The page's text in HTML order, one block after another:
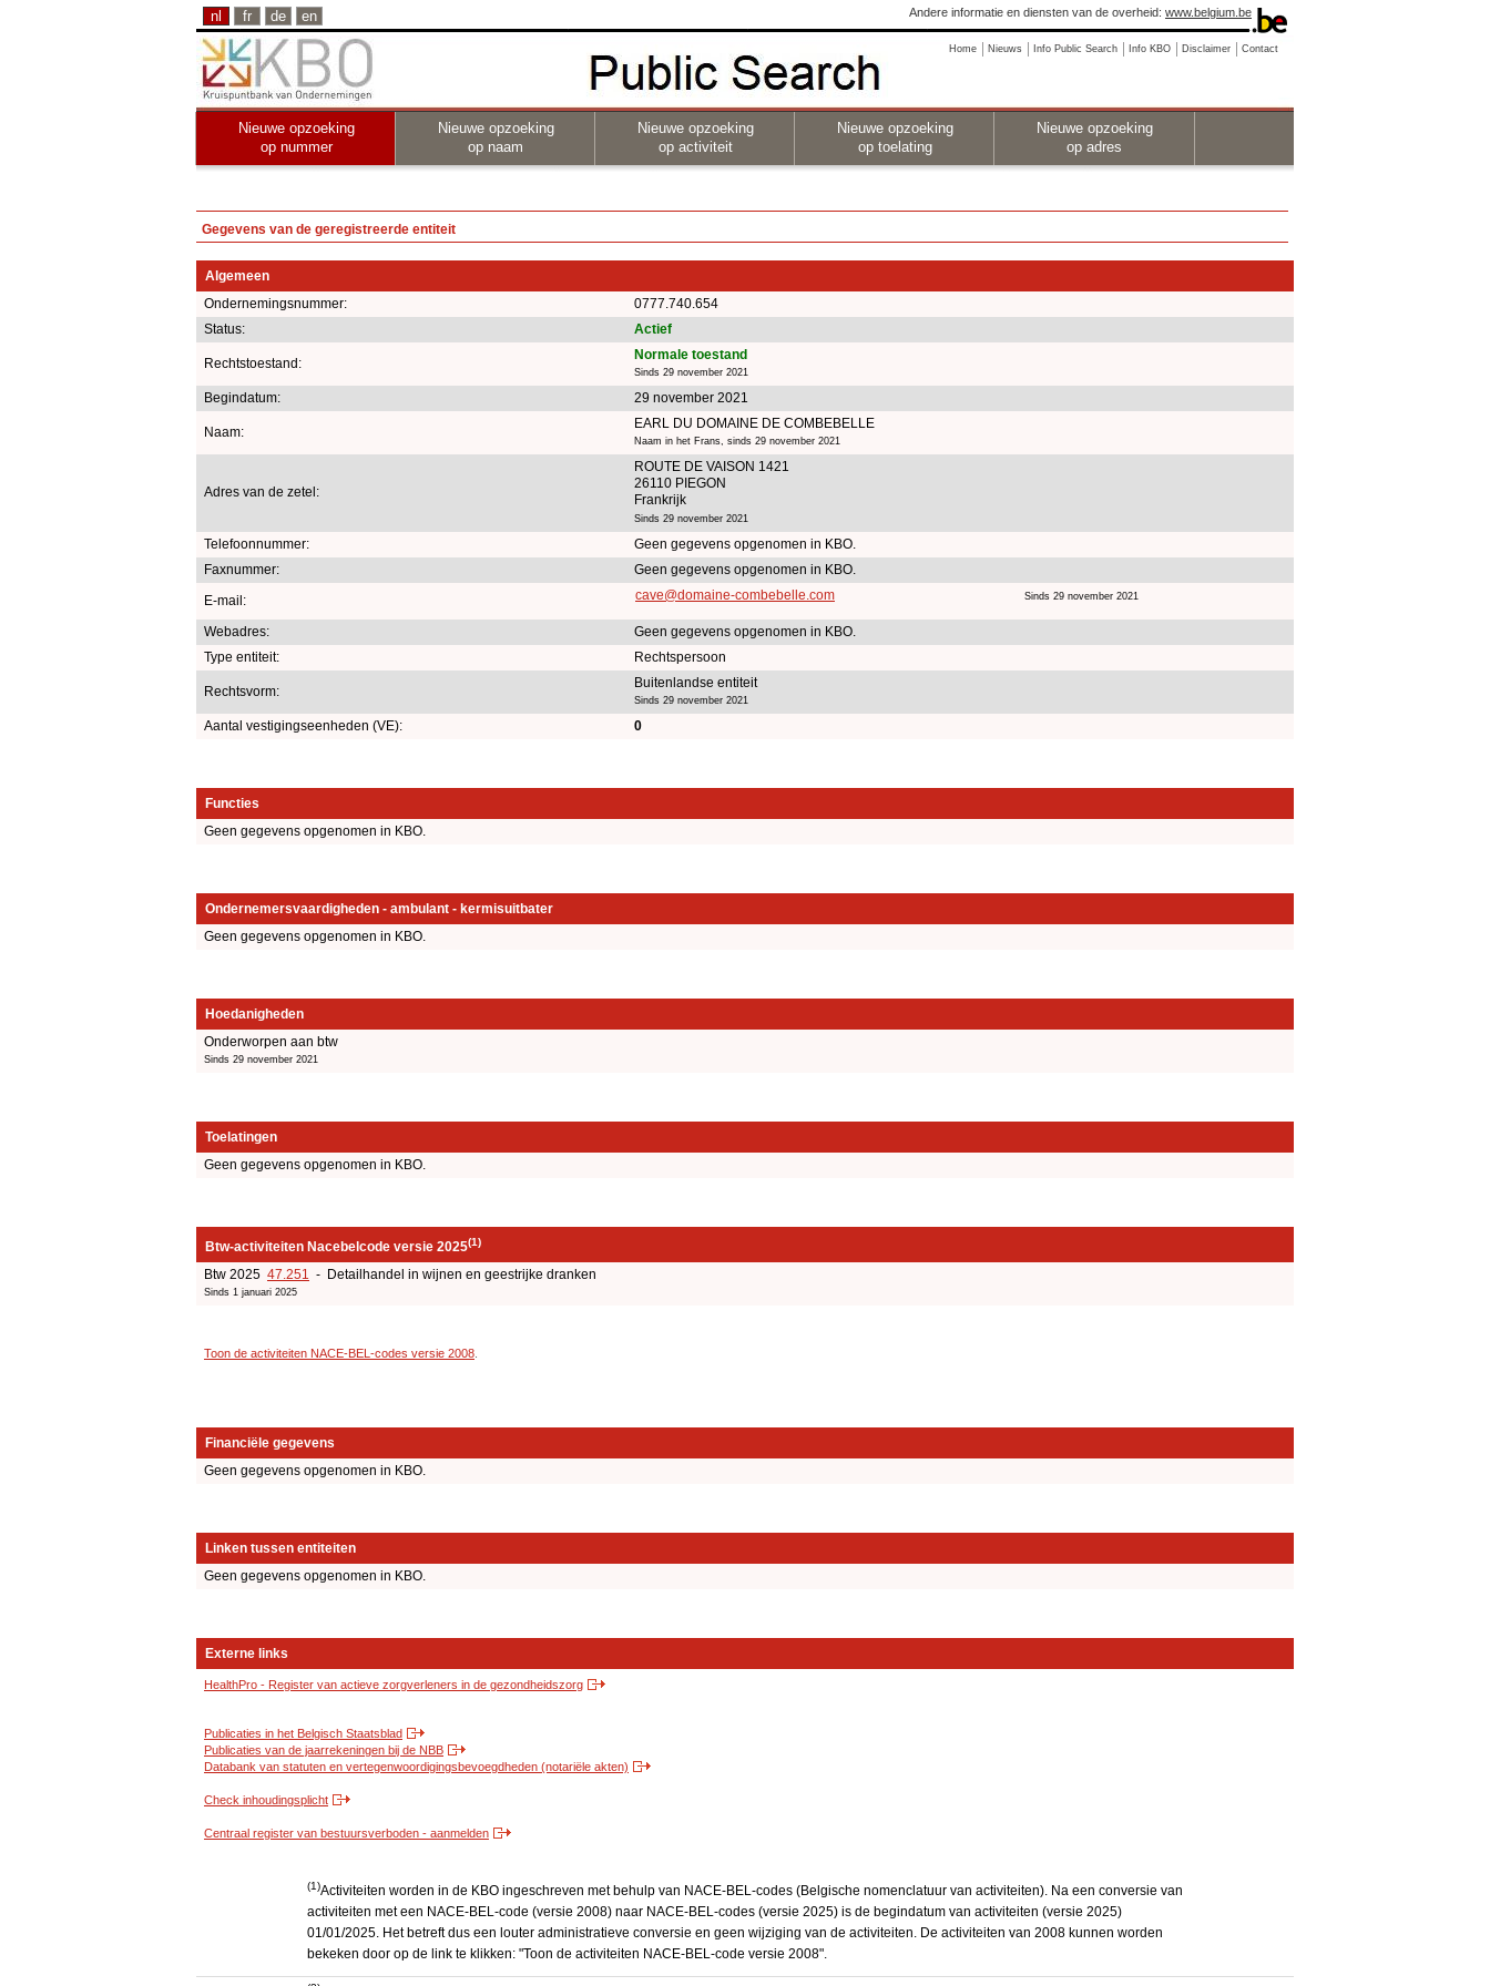
nl fr de en Andere informatie en diensten van de overheid: www.belgium.be
Home Nieuws Info Public Search Info KBO Disclaimer Contact
Nieuwe opzoeking
op nummer
Nieuwe opzoeking
op naam
Nieuwe opzoeking
op activiteit
Nieuwe opzoeking
op toelating
Nieuwe opzoeking
op adres
Gegevens van de geregistreerde entiteit
Algemeen
Ondernemingsnummer:
0777.740.654
Status:
Actief
Rechtstoestand:
Normale toestand
Sinds 29 november 2021
Begindatum: 29 november 2021
Naam:
EARL DU DOMAINE DE COMBEBELLE
Naam in het Frans, sinds 29 november 2021
Adres van de zetel:
ROUTE DE VAISON 1421
26110 PIEGON
Frankrijk
Sinds 29 november 2021
Telefoonnummer:
Geen gegevens opgenomen in KBO.
Faxnummer:
Geen gegevens opgenomen in KBO.
E-mail:
cave@domaine-combebelle.com Sinds 29 november 2021
Webadres:
Geen gegevens opgenomen in KBO.
Type entiteit:
Rechtspersoon
Rechtsvorm:
Buitenlandse entiteit
Sinds 29 november 2021
Aantal vestigingseenheden (VE): 0
Functies
Geen gegevens opgenomen in KBO.
Ondernemersvaardigheden - ambulant - kermisuitbater
Geen gegevens opgenomen in KBO.
Hoedanigheden
Onderworpen aan btw
Sinds 29 november 2021
Toelatingen
Geen gegevens opgenomen in KBO.
Btw-activiteiten Nacebelcode versie 2025(1)
Btw 2025 47.251 - Detailhandel in wijnen en geestrijke dranken
Sinds 1 januari 2025
Toon de activiteiten NACE-BEL-codes versie 2008
Financiële gegevens
Geen gegevens opgenomen in KBO.
Linken tussen entiteiten
Geen gegevens opgenomen in KBO.
Externe links
HealthPro - Register van actieve zorgverleners in de gezondheidszorg
Publicaties in het Belgisch Staatsblad
Publicaties van de jaarrekeningen bij de NBB
Databank van statuten en vertegenwoordigingsbevoegdheden (notariële akten)
Check inhoudingsplicht
Centraal register van bestuursverboden - aanmelden
(1)Activiteiten worden in de KBO ingeschreven met behulp van NACE-BEL-codes (Belgische nomenclatuur van activiteiten). Na een conversie van
activiteiten met een NACE-BEL-code (versie 2008) naar NACE-BEL-codes (versie 2025) is de begindatum van activiteiten (versie 2025)
01/01/2025. Het betreft dus een louter administratieve conversie en geen wijziging van de activiteiten. De activiteiten van 2008 kunnen worden
bekeken door op de link te klikken: "Toon de activiteiten NACE-BEL-code versie 2008".